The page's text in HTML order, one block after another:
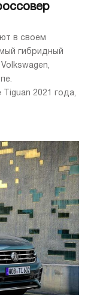
в своем
гибридный
Tiguan 2021 года,